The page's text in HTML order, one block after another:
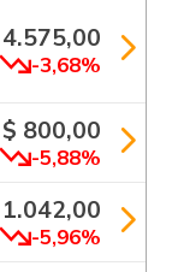
-3,68%
$ 800,00
-5,88%
-5,96%